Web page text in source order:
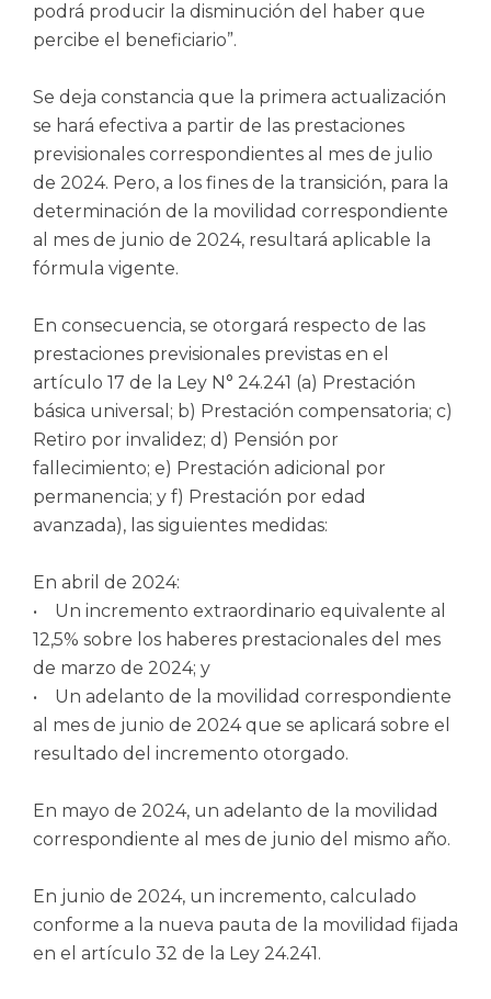
podrá producir la disminución del haber que
percibe el beneficiario”.
Se deja constancia que la primera actualización
se hará efectiva a partir de las prestaciones
previsionales correspondientes al mes de julio
de 2024. Pero, a los fines de la transición, para la
determinación de la movilidad correspondiente
al mes de junio de 2024, resultará aplicable la
fórmula vigente.
En consecuencia, se otorgará respecto de las
prestaciones previsionales previstas en el
artículo 17 de la Ley N° 24.241 (a) Prestación
básica universal; b) Prestación compensatoria; c)
Retiro por invalidez; d) Pensión por
fallecimiento; e) Prestación adicional por
permanencia; y f) Prestación por edad
avanzada), las siguientes medidas:
En abril de 2024:
• Un incremento extraordinario equivalente al
12,5% sobre los haberes prestacionales del mes
de marzo de 2024; y
• Un adelanto de la movilidad correspondiente
al mes de junio de 2024 que se aplicará sobre el
resultado del incremento otorgado.
En mayo de 2024, un adelanto de la movilidad
correspondiente al mes de junio del mismo año.
En junio de 2024, un incremento, calculado
conforme a la nueva pauta de la movilidad fijada
en el artículo 32 de la Ley 24.241.